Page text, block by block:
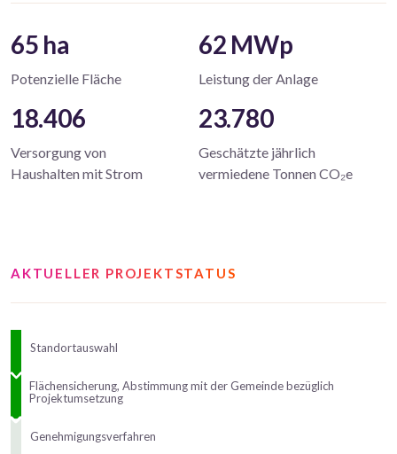
65 ha
Potenzielle Fläche
62 MWp
Leistung der Anlage
18.406
Versorgung von
Haushalten mit Strom
23.780
Geschätzte jährlich
vermiedene Tonnen CO₂e
AKTUELLER PROJEKTSTATUS
Standortauswahl
Flächensicherung, Abstimmung mit der Gemeinde bezüglich
Projektumsetzung
Genehmigungsverfahren